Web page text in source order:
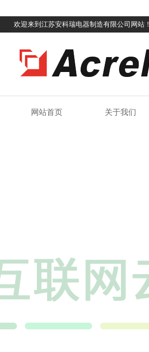
欢迎来到江苏安科瑞电器制造有限公司网站！
网站首页 关于我们